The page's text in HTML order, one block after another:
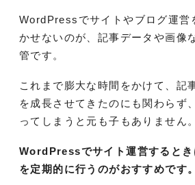
WordPressでサイトやブログ運営
かせないのが、記事データや画像
管です。
これまで膨大な時間をかけて、記
を成長させてきたのにも関わらず
ってしまうと元も子もありません。
WordPressでサイト運営するとき
を定期的に行うのがおすすめです。